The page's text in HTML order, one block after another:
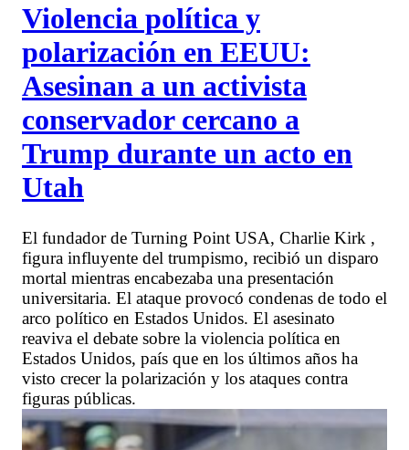
Violencia política y
polarización en EEUU:
Asesinan a un activista
conservador cercano a
Trump durante un acto en
Utah
El fundador de Turning Point USA, Charlie Kirk ,
figura influyente del trumpismo, recibió un disparo
mortal mientras encabezaba una presentación
universitaria. El ataque provocó condenas de todo el
arco político en Estados Unidos. El asesinato
reaviva el debate sobre la violencia política en
Estados Unidos, país que en los últimos años ha
visto crecer la polarización y los ataques contra
figuras públicas.